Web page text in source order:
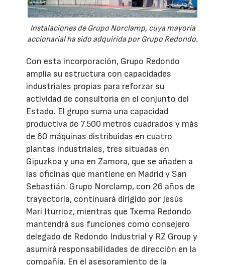
Instalaciones de Grupo Norclamp, cuya mayoría
accionarial ha sido adquirida por Grupo Redondo.
Con esta incorporación, Grupo Redondo
amplía su estructura con capacidades
industriales propias para reforzar su
actividad de consultoría en el conjunto del
Estado. El grupo suma una capacidad
productiva de 7.500 metros cuadrados y más
de 60 máquinas distribuidas en cuatro
plantas industriales, tres situadas en
Gipuzkoa y una en Zamora, que se añaden a
las oficinas que mantiene en Madrid y San
Sebastián. Grupo Norclamp, con 26 años de
trayectoria, continuará dirigido por Jesús
Mari Iturrioz, mientras que Txema Redondo
mantendrá sus funciones como consejero
delegado de Redondo Industrial y RZ Group y
asumirá responsabilidades de dirección en la
compañía. En el asesoramiento de la